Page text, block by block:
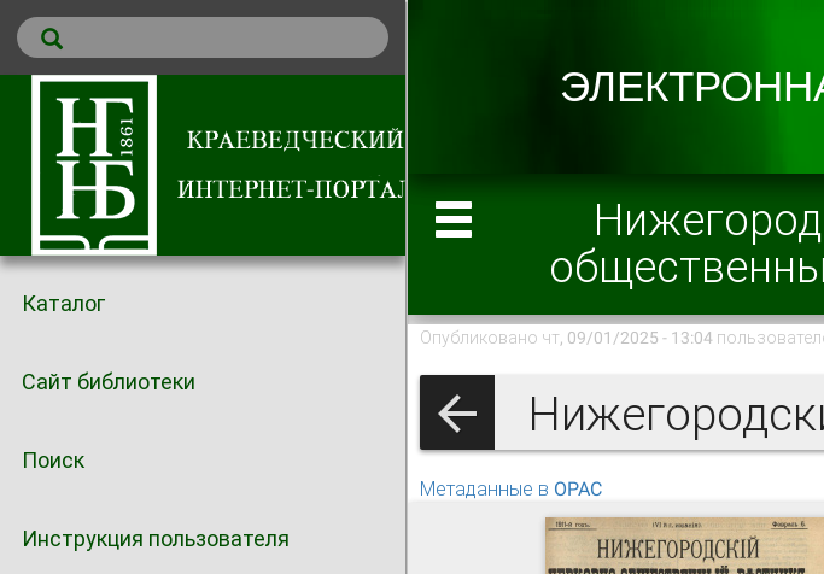
Каталог
Сайт библиотеки
Поиск
Инструкция пользователя
Опубликовано чт, 09/01/2025 - 13:04
Метаданные в OPAC